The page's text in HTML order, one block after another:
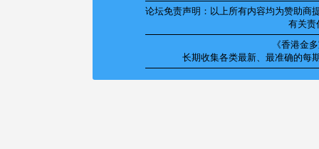
论坛免责声明：以上所有内容均为赞助商
有关责
《香港金
长期收集各类最新、最准确的每